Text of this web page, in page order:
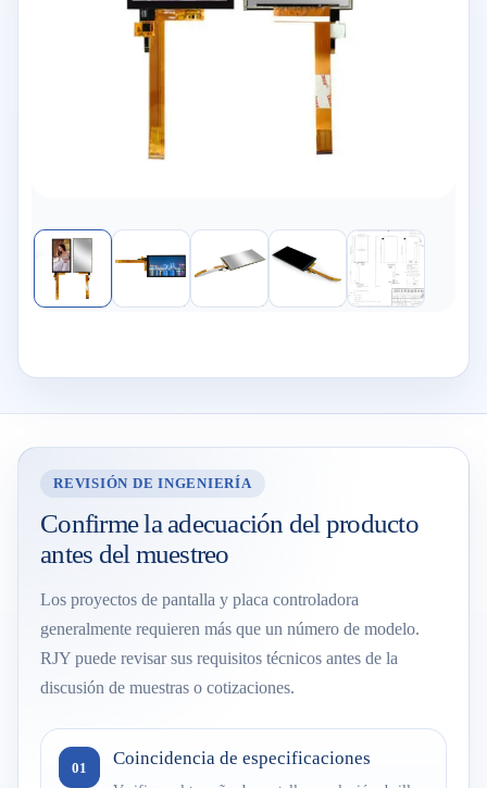
REVISIÓN DE INGENIERÍA
Confirme la adecuación del producto
antes del muestreo
Los proyectos de pantalla y placa controladora
generalmente requieren más que un número de modelo.
RJY puede revisar sus requisitos técnicos antes de la
discusión de muestras o cotizaciones.
01 Coincidencia de especificaciones